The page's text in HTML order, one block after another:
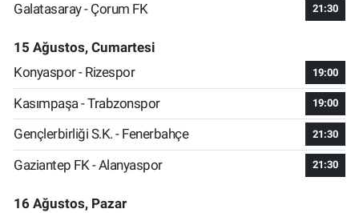
Galatasaray - Çorum FK
21:30
15 Ağustos, Cumartesi
Konyaspor - Rizespor
19:00
Kasımpaşa - Trabzonspor 19:00
Gençlerbirliği S.K. - Fenerbahçe 21:30
Gaziantep FK - Alanyaspor 21:30
16 Ağustos, Pazar